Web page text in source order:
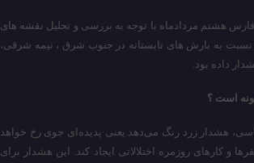
هشتم مردادماه با توجه به بررسی و تحلیل نقشه های
نسبت به بارش های تابستانه در جنوب شرق ، نیمه شرقی،
داده بود.
است ؟
هشدار زرد رنگ می‌دهد یعنی پدیده‌ای جوی رخ خواهد
و کارهای روزمره اختلالاتی ایجاد کند. این هشدار برای